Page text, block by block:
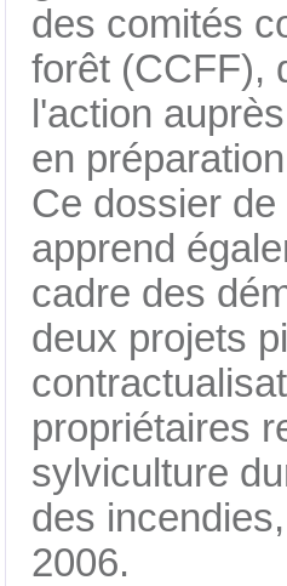
des comités
forêt (CCFF),
l'action
en
Ce dossier
apprend
cadre des
deux projets
propriétaires
sylviculture
des
2006.